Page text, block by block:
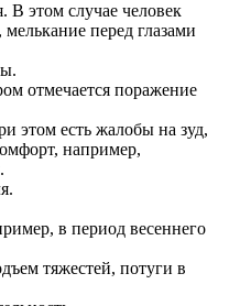
В этом случае человек
перед глазами
отмечается поражение
этом есть жалобы на зуд,
например,
в период весеннего
тяжестей, потуги в